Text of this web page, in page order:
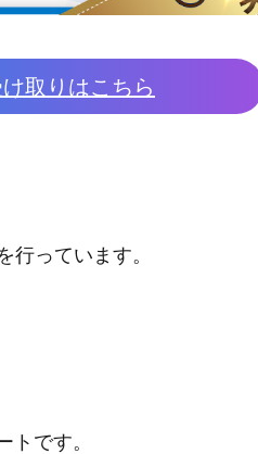
取りはこちら
っています。
です。